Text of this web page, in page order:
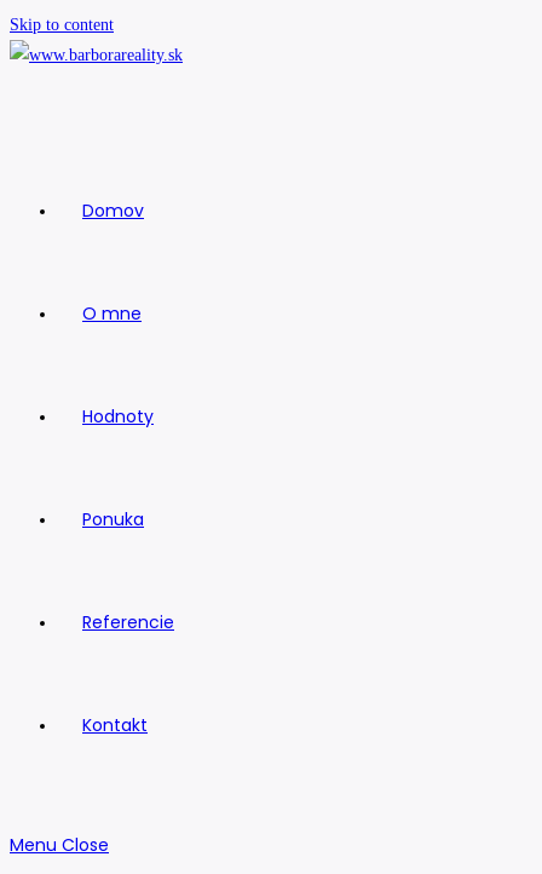
Skip to content
Domov
O mne
Hodnoty
Ponuka
Referencie
Kontakt
Menu Close